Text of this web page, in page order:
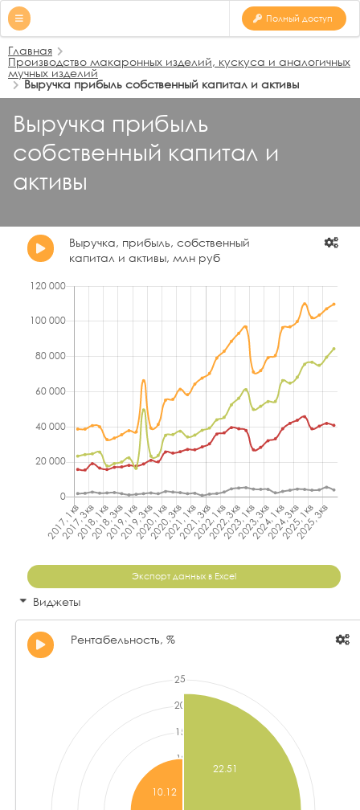
Полный доступ
Главная
Производство макаронных изделий, кускуса и аналогичных
мучных изделий
Выручка прибыль собственный капитал и активы
Выручка прибыль
собственный капитал и
активы
Выручка, прибыль, собственный
капитал и активы, млн руб
Экспорт данных в Excel
Виджеты
Рентабельность, %